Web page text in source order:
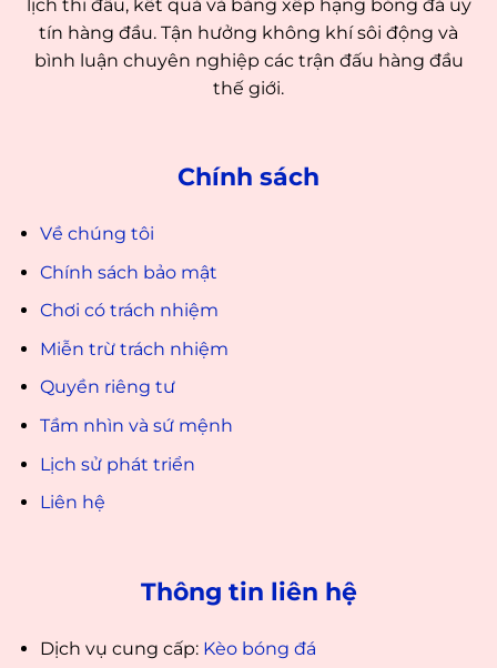
lịch thi đấu, kết quả và bảng xếp hạng bóng đá uy
tín hàng đầu. Tận hưởng không khí sôi động và
bình luận chuyên nghiệp các trận đấu hàng đầu
thế giới.
Chính sách
Về chúng tôi
Chính sách bảo mật
Chơi có trách nhiệm
Miễn trừ trách nhiệm
Quyền riêng tư
Tầm nhìn và sứ mệnh
Lịch sử phát triển
Liên hệ
Thông tin liên hệ
Dịch vụ cung cấp: Kèo bóng đá